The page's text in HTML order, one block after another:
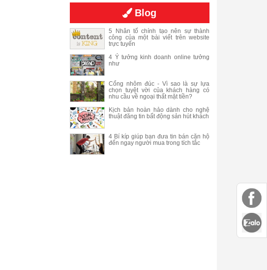
Blog
5 Nhân tố chính tạo nên sự thành
công của một bài viết trên website
trực tuyến
4 Ý tưởng kinh doanh online tưởng
như
Cổng nhôm đúc - Vì sao là sự lựa
chọn tuyệt vời của khách hàng có
nhu cầu về ngoại thất mặt tiền?
Kịch bản hoàn hảo dành cho nghệ
thuật đăng tin bất động sản hút khách
4 Bí kíp giúp bạn đưa tin bán căn hộ
đến ngay người mua trong tích tắc